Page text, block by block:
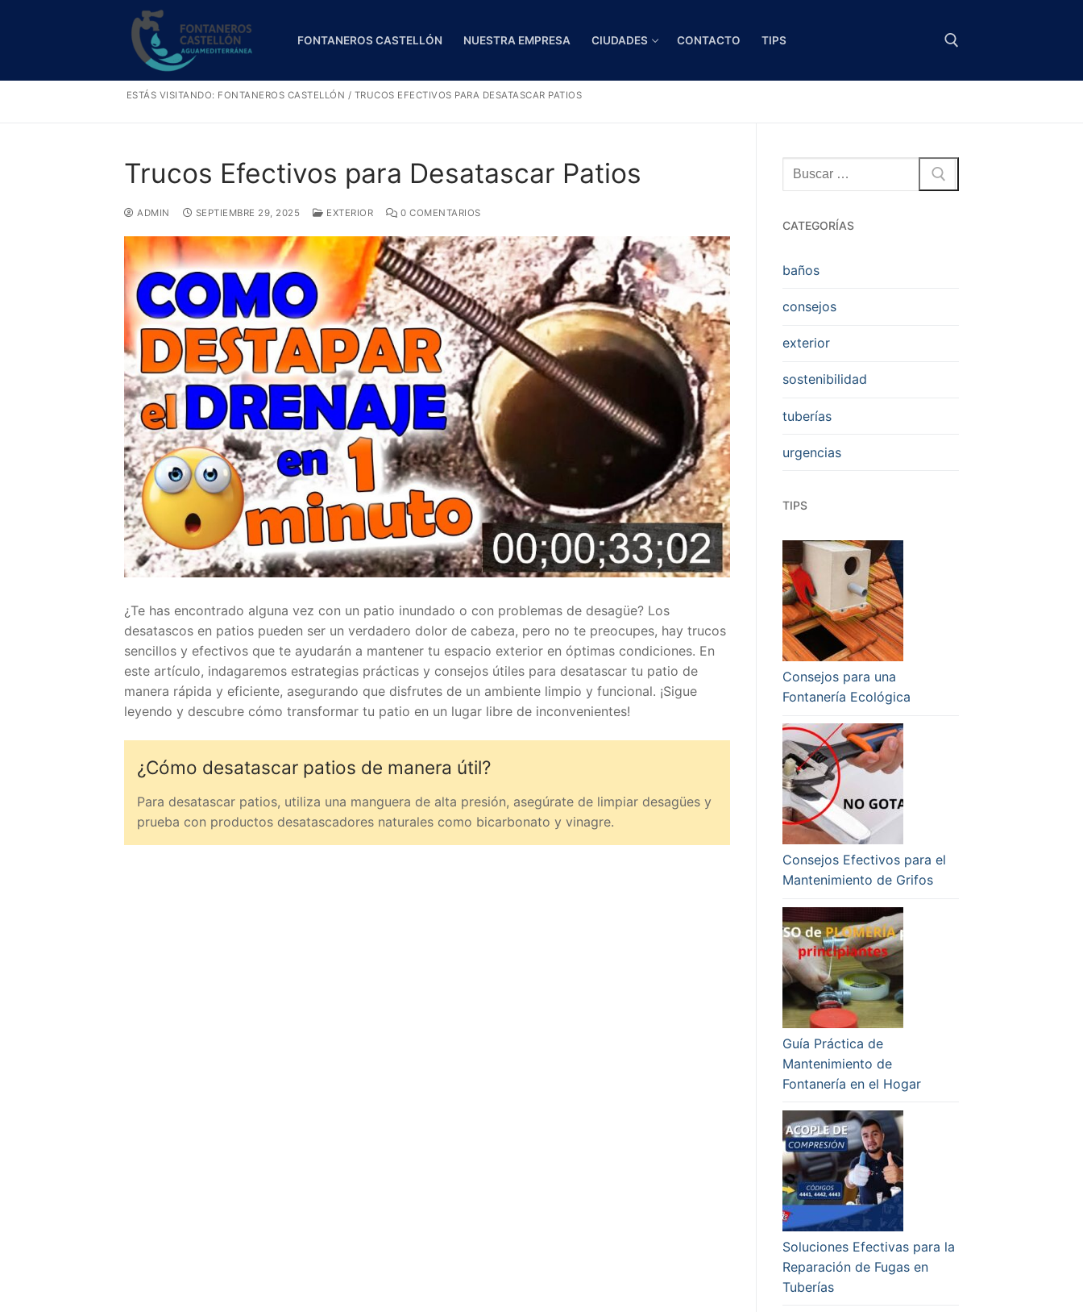
FONTANEROS CASTELLÓN NUESTRA EMPRESA CIUDADES CONTACTO TIPS
ESTÁS VISITANDO: FONTANEROS CASTELLÓN / TRUCOS EFECTIVOS PARA DESATASCAR PATIOS
Trucos Efectivos para Desatascar Patios
ADMIN SEPTIEMBRE 29, 2025 EXTERIOR 0 COMENTARIOS
¿Te has encontrado alguna vez con un patio inundado o con problemas de desagüe? Los
desatascos en patios pueden ser un verdadero dolor de cabeza, pero no te preocupes, hay trucos
sencillos y efectivos que te ayudarán a mantener tu espacio exterior en óptimas condiciones. En
este artículo, indagaremos estrategias prácticas y consejos útiles para desatascar tu patio de
manera rápida y eficiente, asegurando que disfrutes de un ambiente limpio y funcional. ¡Sigue
leyendo y descubre cómo transformar tu patio en un lugar libre de inconvenientes!
¿Cómo desatascar patios de manera útil?
Para desatascar patios, utiliza una manguera de alta presión, asegúrate de limpiar desagües y
prueba con productos desatascadores naturales como bicarbonato y vinagre.
Buscar:
CATEGORÍAS
baños
consejos
exterior
sostenibilidad
tuberías
urgencias
TIPS
Consejos para una
Fontanería Ecológica
Consejos Efectivos para el
Mantenimiento de Grifos
Guía Práctica de
Mantenimiento de
Fontanería en el Hogar
Soluciones Efectivas para la
Reparación de Fugas en
Tuberías